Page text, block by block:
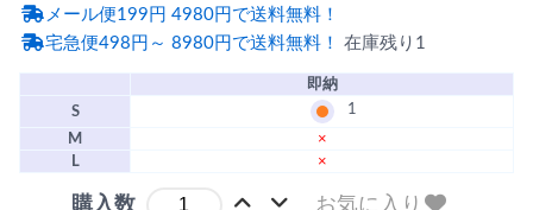
メール便199円 4980円で送料無料！
宅急便498円～ 8980円で送料無料！ 在庫残り1
即納
S
1
M
×
L
×
購入数 お気に入り